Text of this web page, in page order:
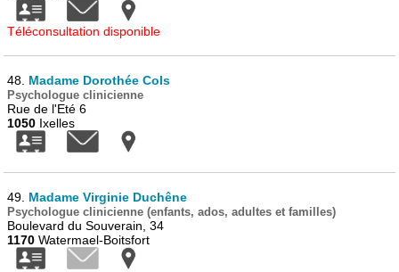
Téléconsultation disponible
48. Madame Dorothée Cols
Psychologue clinicienne
Rue de l'Eté 6
1050 Ixelles
49. Madame Virginie Duchêne
Psychologue clinicienne (enfants, ados, adultes et familles)
Boulevard du Souverain, 34
1170 Watermael-Boitsfort